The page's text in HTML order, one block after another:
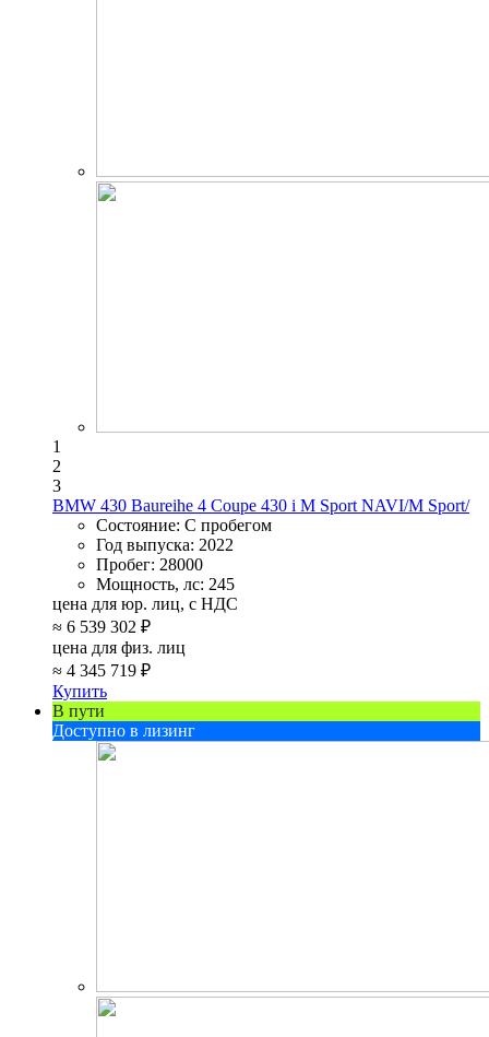
1
2
3
BMW 430 Baureihe 4 Coupe 430 i M Sport NAVI/M Sport/
Состояние: С пробегом
Год выпуска: 2022
Пробег: 28000
Мощность, лс: 245
цена для юр. лиц, с НДС
≈ 6 539 302 ₽
цена для физ. лиц
≈ 4 345 719 ₽
Купить
В пути
Доступно в лизинг